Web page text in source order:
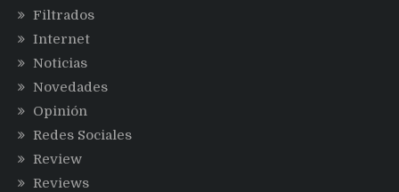
Filtrados
Internet
Noticias
Novedades
Opinión
Redes Sociales
Review
Reviews